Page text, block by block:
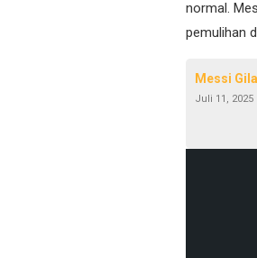
normal.
pemulihan
Messi
Juli 11, 2025